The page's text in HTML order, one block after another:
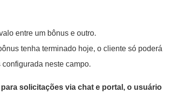
entre um bônus e outro.
tenha terminado hoje, o cliente só poderá
neste campo.
solicitações via chat e portal, o usuário